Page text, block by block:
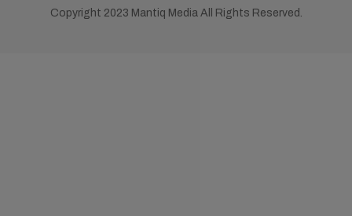
Copyright 2023 Mantiq Media All Rights Reserved.